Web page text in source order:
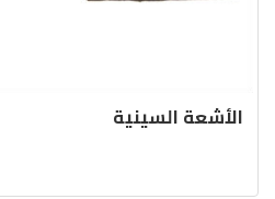
الأشعة السينية